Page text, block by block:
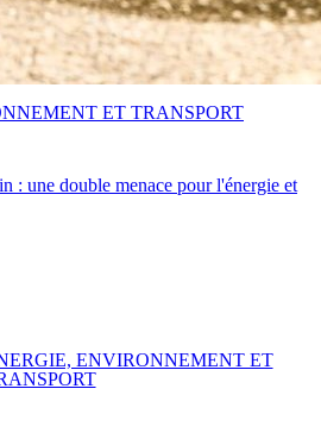
: une double menace pour l'énergie et
ET TRANSPORT
ENVIRONNEMENT ET